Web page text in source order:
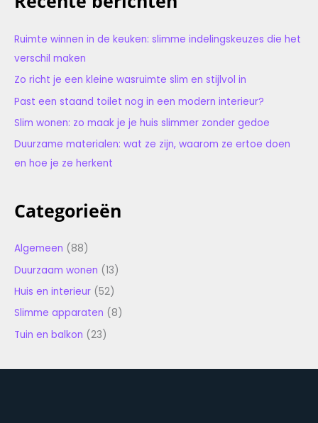
Ruimte winnen in de keuken: slimme indelingskeuzes die het
verschil maken
Zo richt je een kleine wasruimte slim en stijlvol in
Past een staand toilet nog in een modern interieur?
Slim wonen: zo maak je je huis slimmer zonder gedoe
Duurzame materialen: wat ze zijn, waarom ze ertoe doen
en hoe je ze herkent
Categorieën
Algemeen (88)
Duurzaam wonen (13)
Huis en interieur (52)
Slimme apparaten (8)
Tuin en balkon (23)